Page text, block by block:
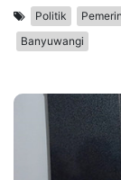
Politik
Banyuwangi